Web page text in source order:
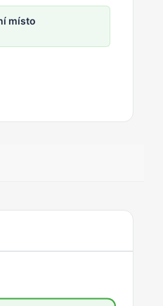
místo